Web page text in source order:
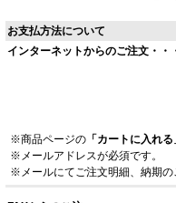
お支払方法について
インターネットからのご注文・・
※商品ページの 「カートに入れる
※メールアドレスが必須です。
※メールにてご注文明細、納期